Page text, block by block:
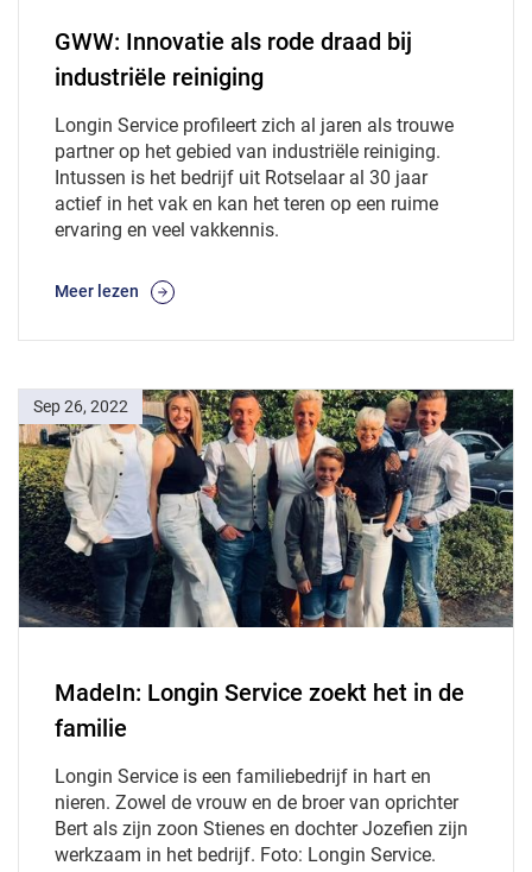
GWW: Innovatie als rode draad bij
industriële reiniging
Longin Service profileert zich al jaren als trouwe
partner op het gebied van industriële reiniging.
Intussen is het bedrijf uit Rotselaar al 30 jaar
actief in het vak en kan het teren op een ruime
ervaring en veel vakkennis.
Meer lezen
Sep 26, 2022
MadeIn: Longin Service zoekt het in de
familie
Longin Service is een familiebedrijf in hart en
nieren. Zowel de vrouw en de broer van oprichter
Bert als zijn zoon Stienes en dochter Jozefien zijn
werkzaam in het bedrijf. Foto: Longin Service.